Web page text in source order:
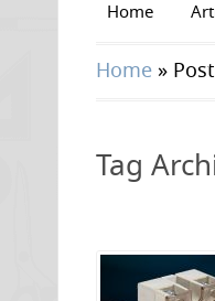
Home
Home »
Tag